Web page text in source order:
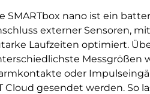
SMARTbox nano ist ein
externer Sensoren,
Laufzeiten optimiert.
Messgrößen
oder
Cloud gesendet werden. So